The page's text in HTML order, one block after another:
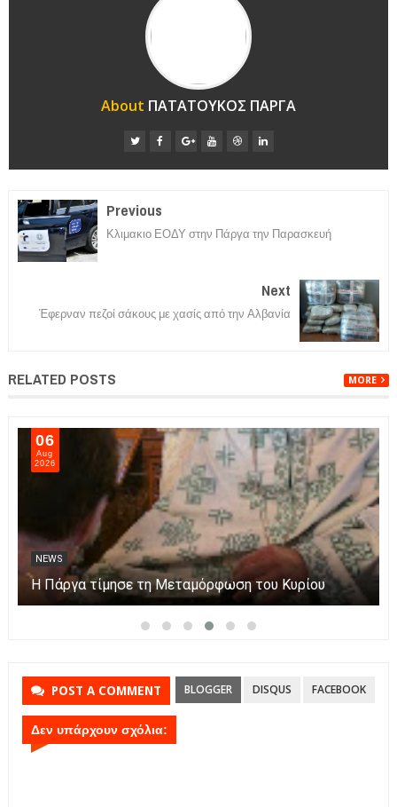
About ΠΑΤΑΤΟΥΚΟΣ ΠΑΡΓΑ
Previous
Κλιμακιο ΕΟΔΥ στην Πάργα την Παρασκευή
Next
Έφερναν πεζοί σάκους με χασίς από την Αλβανία
RELATED POSTS MORE
07
Aug
2026
NEWS
Πάργα: Η μεταφορά της εικόνας της Παναγίας με
βάρκες στο νησάκι.
POST A COMMENT BLOGGER DISQUS FACEBOOK
Δεν υπάρχουν σχόλια: